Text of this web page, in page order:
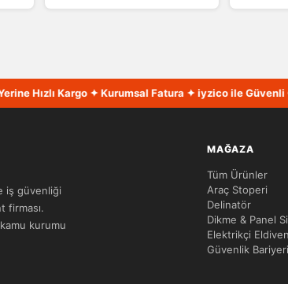
Kargo ✦ Kurumsal Fatura ✦ iyzico ile Güvenli
iş güvenliği
firması.
kurumu
MAĞAZA
Tüm Ürünler
Araç Stoperi
Delinatör
Dikme & Panel
Elektrikçi
Güvenlik Bariyeri